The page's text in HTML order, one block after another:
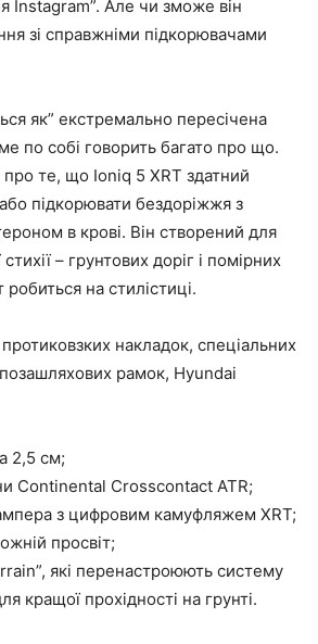
Instagram”. Але чи зможе він
зі справжніми підкорювачами
як” екстремально пересічена
по собі говорить багато про що.
про те, що Ioniq 5 XRT здатний
підкорювати бездоріжжя з
в крові. Він створений для
– грунтових доріг і помірних
на стилістиці.
накладок, спеціальних
рамок, Hyundai
2,5 см;
Continental Crosscontact ATR;
з цифровим камуфляжем XRT;
просвіт;
які перенастроюють систему
кращої прохідності на грунті.